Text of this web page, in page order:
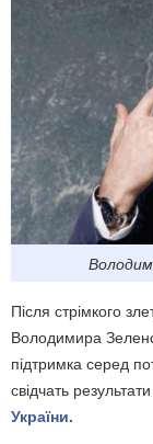
Після стрімкого
Володимира
підтримка серед
свідчать
України.